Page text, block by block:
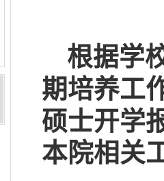
根据学
期培养工
硕士开学
本院相关